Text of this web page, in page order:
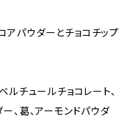
アパウダーとチョコチップ
ルチュールチョコレート、
、葛、アーモンドパウダ